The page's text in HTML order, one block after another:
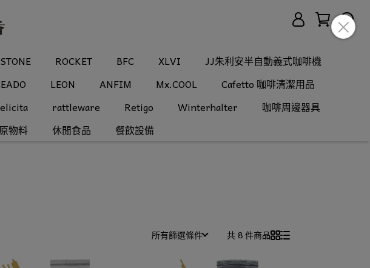
STONE ROCKET BFC XLVI
JJ朱利安半自動義式咖啡機
LEON ANFIM Mx.COOL
Cafetto 咖啡清潔用品
rattleware Retigo Winterhalter
咖啡周邊器具
物料 休閒食品 餐飲設備
所有篩選條件 共 8 件商品